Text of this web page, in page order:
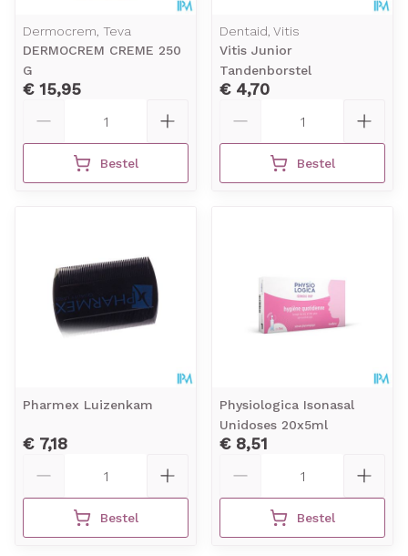
Dermocrem, Teva
DERMOCREM CREME 250
G
€ 15,95
Bestel
Dentaid, Vitis
Vitis Junior
Tandenborstel
€ 4,70
Bestel
Pharmex Luizenkam
€ 7,18
Bestel
Physiologica Isonasal
Unidoses 20x5ml
€ 8,51
Bestel